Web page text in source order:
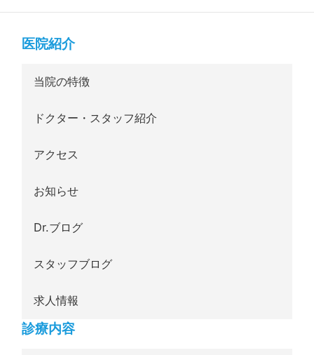
医院紹介
当院の特徴
ドクター・スタッフ紹介
アクセス
お知らせ
Dr.ブログ
スタッフブログ
求人情報
診療内容